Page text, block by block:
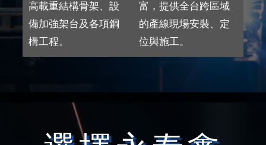
高載重結構骨架、設
備加強架台及各項鋼
構工程。
富，提供全台跨區域
的產線現場安裝、定
位與施工。